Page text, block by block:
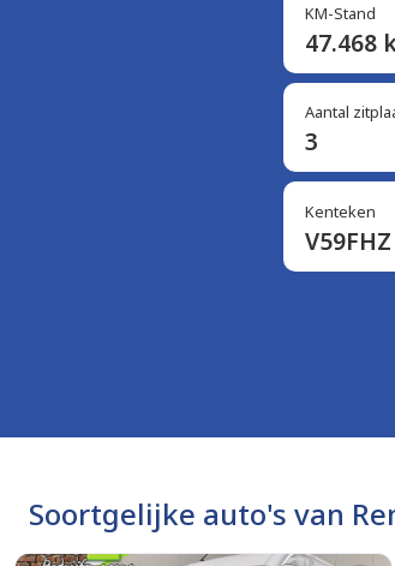
KM-Stand
47.468
Aantal
3
Kenteken
V59FHZ
Soortgelijke auto's van